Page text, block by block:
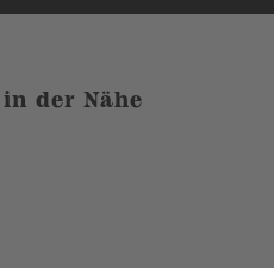
der Nähe